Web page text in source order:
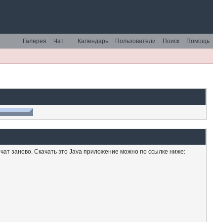
Помощь
Поиск
Пользователи
Календарь
Чат
Галерея
заново. Скачать это Java приложение можно по ссылке ниже: